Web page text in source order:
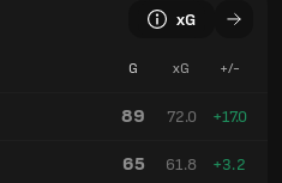
xG
G xG +/-
89 72.0 +17.0
65 61.8 +3.2